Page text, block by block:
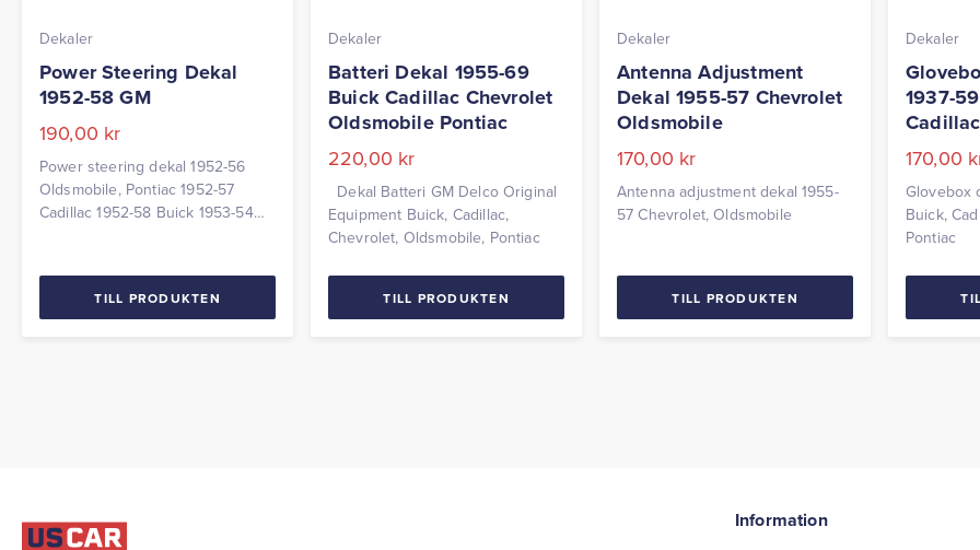
Dekaler
Power Steering Dekal
1952-58 GM
190,00 kr
Power steering dekal 1952-56
Oldsmobile, Pontiac 1952-57
Cadillac 1952-58 Buick 1953-54
TILL PRODUKTEN
Dekaler
Batteri Dekal 1955-69
Buick Cadillac Chevrolet
Oldsmobile Pontiac
220,00 kr
Dekal Batteri GM Delco Original
Equipment Buick, Cadillac,
Chevrolet, Oldsmobile, Pontiac
TILL PRODUKTEN
Dekaler
Antenna Adjustment
Dekal 1955-57 Chevrolet
Oldsmobile
170,00 kr
Antenna adjustment dekal 1955-
57 Chevrolet, Oldsmobile
TILL PRODUKTEN
Dekaler
1937-
170,00
Glovebox
Buick,
Pontiac
Information